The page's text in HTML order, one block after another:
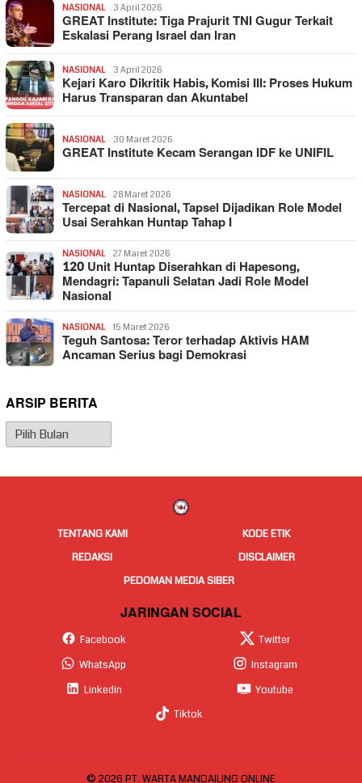
NASIONAL 3 April 2026
GREAT Institute: Tiga Prajurit TNI Gugur Terkait
Eskalasi Perang Israel dan Iran
NASIONAL 3 April 2026
Kejari Karo Dikritik Habis, Komisi III: Proses Hukum
Harus Transparan dan Akuntabel
NASIONAL 30 Maret 2026
GREAT Institute Kecam Serangan IDF ke UNIFIL
NASIONAL 28 Maret 2026
Tercepat di Nasional, Tapsel Dijadikan Role Model
Usai Serahkan Huntap Tahap I
NASIONAL 27 Maret 2026
120 Unit Huntap Diserahkan di Hapesong,
Mendagri: Tapanuli Selatan Jadi Role Model
Nasional
NASIONAL 15 Maret 2026
Teguh Santosa: Teror terhadap Aktivis HAM
Ancaman Serius bagi Demokrasi
ARSIP BERITA
Arsip
Berita
TENTANG KAMI
KODE ETIK
REDAKSI
DISCLAIMER
PEDOMAN MEDIA SIBER
JARINGAN SOCIAL
Facebook
Twitter
WhatsApp
Instagram
Linkedin
Youtube
Tiktok
© 2026 PT. WARTA MANDAILING ONLINE